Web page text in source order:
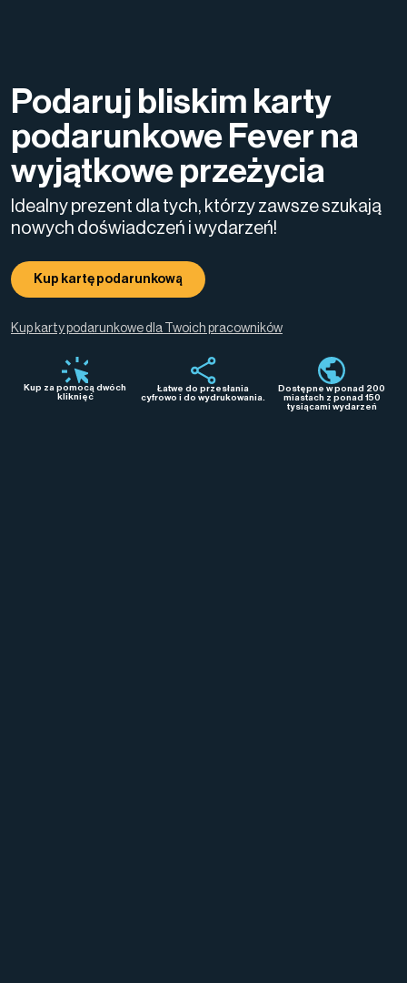
Podaruj bliskim karty
podarunkowe Fever na
wyjątkowe przeżycia
Idealny prezent dla tych, którzy zawsze szukają
nowych doświadczeń i wydarzeń!
Kup kartę podarunkową
Kup karty podarunkowe dla Twoich pracowników
Kup za pomocą dwóch
kliknięć
Łatwe do przesłania
cyfrowo i do wydrukowania.
Dostępne w ponad 200
miastach z ponad 150
tysiącami wydarzeń